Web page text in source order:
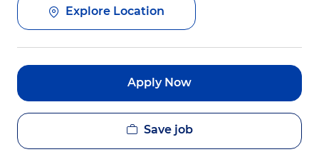
Explore Location
Apply Now
Save job